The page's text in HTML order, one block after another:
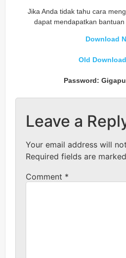
Jika Anda tidak tahu cara
dapat mendapatkan
Download
Old
Password:
Leave a
Your email address will
Required fields are marked
Comment *